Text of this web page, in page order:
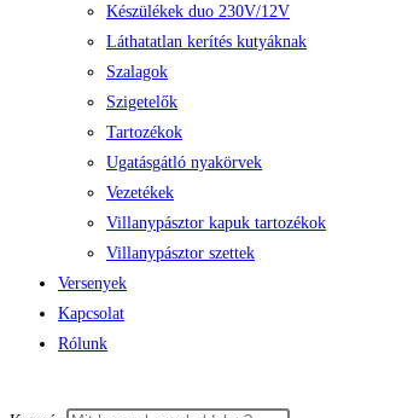
Készülékek duo 230V/12V
Láthatatlan kerítés kutyáknak
Szalagok
Szigetelők
Tartozékok
Ugatásgátló nyakörvek
Vezetékek
Villanypásztor kapuk tartozékok
Villanypásztor szettek
Versenyek
Kapcsolat
Rólunk